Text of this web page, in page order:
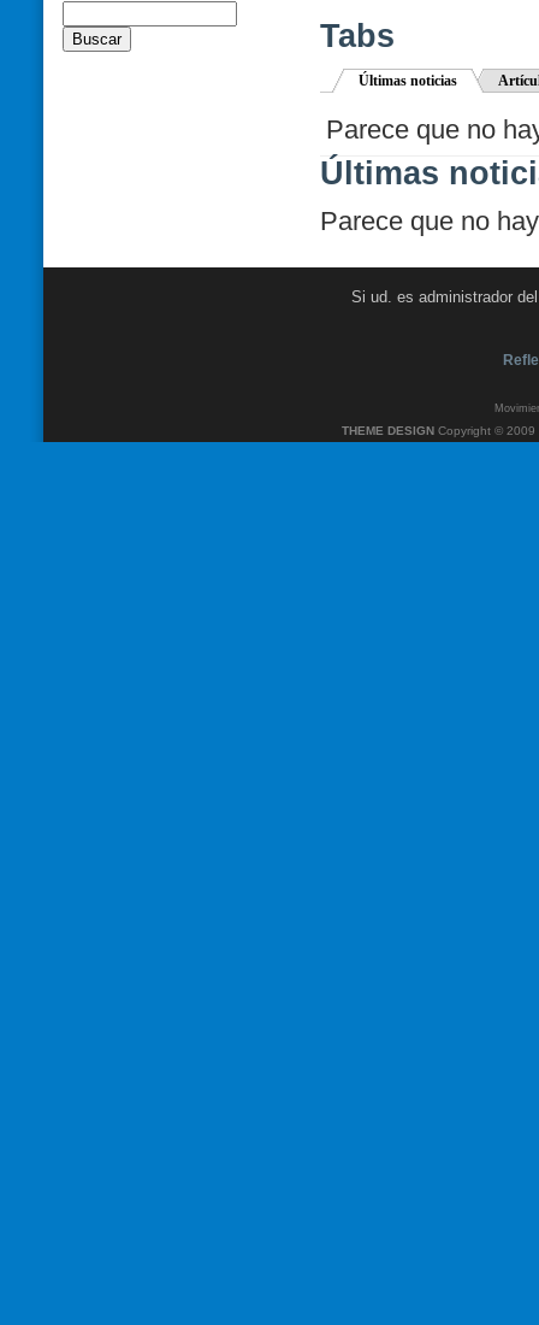
Tabs
Últimas noticias
Parece que no
Últimas
Parece que no
Si ud. es administrador
THEME DESIGNCopyright © 2009